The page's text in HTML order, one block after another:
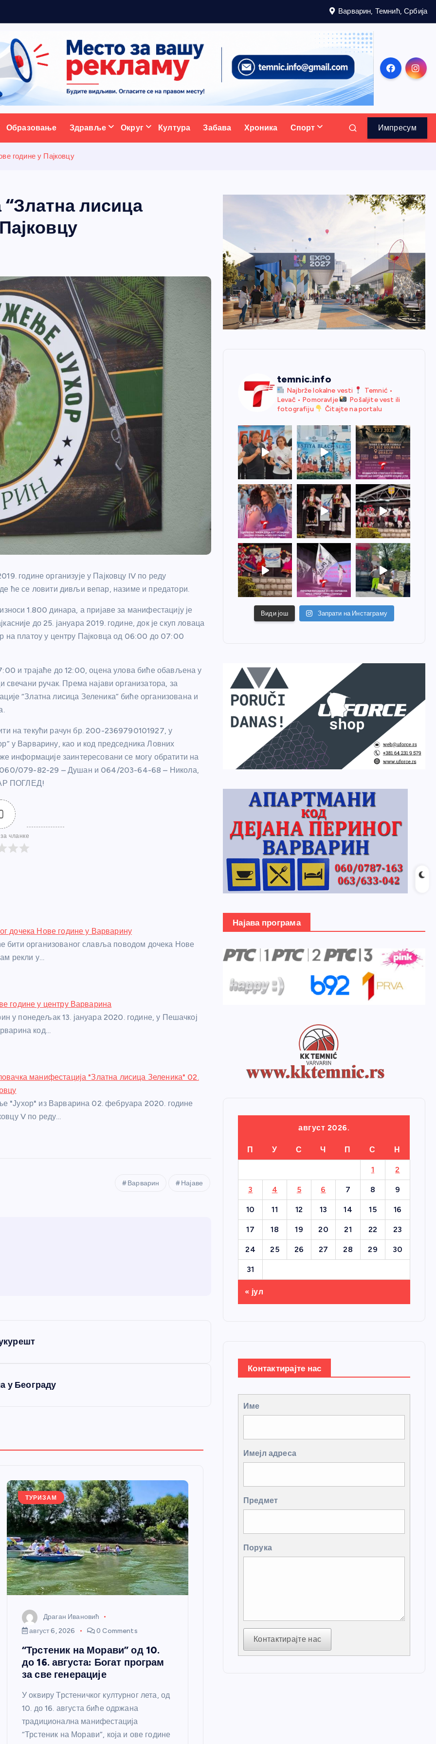
Варварин, Темнић, Србија
портал
Образовање Здравље Округ Култура Забава Хроника Спорт Импресум
године у Пајковцу
лисица
године организује у Пајковцу IV по реду
ће се ловити дивљи вепар, назиме и предатори.
1.800 динара, а пријаве за манифестацију је
до 25. јануара 2019. године, док је скуп ловаца
на платоу у центру Пајковца од 06:00 до 07:00
и трајаће до 12:00, оцена улова биће обављена у
свечани ручак. Према најави организатора, за
“Златна лисица Зеленика” биће организована и
на текући рачун бр. 200-2369790101927, у
у Варварину, као и код председника Ловних
информације заинтересовани се могу обратити на
060/079-82-29 – Душан и 064/203-64-68 – Никола,
ПОГЛЕД!
чланке
дочека Нове године у Варварину
бити организованог славља поводом дочека Нове
рекли у…
године у центру Варварина
у понедељак 13. јануара 2020. године, у Пешачкој
код…
манифестација "Златна лисица Зеленика" 02.
"Јухор" из Варварина 02. фебруара 2020. године
V по реду…
Варварин Најаве
у Београду
ТУРИЗАМ
Драган Ивановић
август 6, 2026
0 Comments
“Трстеник на Морави” од 10.
до 16. августа: Богат програм
за све генерације
У оквиру Трстеничког културног лета, од
10. до 16. августа биће одржана
традиционална манифестација
“Трстеник на Морави”, која и ове године
temnic.info
Najbrže lokalne vesti
Temnić •
Levač • Pomoravlje
Pošaljite vest ili
fotografiju
Čitajte na portalu
Види још Запрати на Инстаграму
Најава програма
август 2026.
П У С Ч П С Н
1 2
3 4 5 6 7 8 9
10 11 12 13 14 15 16
17 18 19 20 21 22 23
24 25 26 27 28 29 30
31
« јул
Контактирајте нас
Име
Имејл адреса
Предмет
Порука
Контактирајте нас